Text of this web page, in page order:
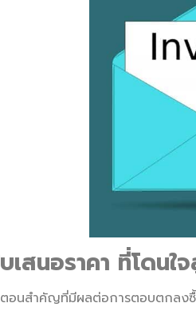
เสนอราคา ที่โดนใ
ตอนสำคัญที่มีผลต่อการตอบตกลง